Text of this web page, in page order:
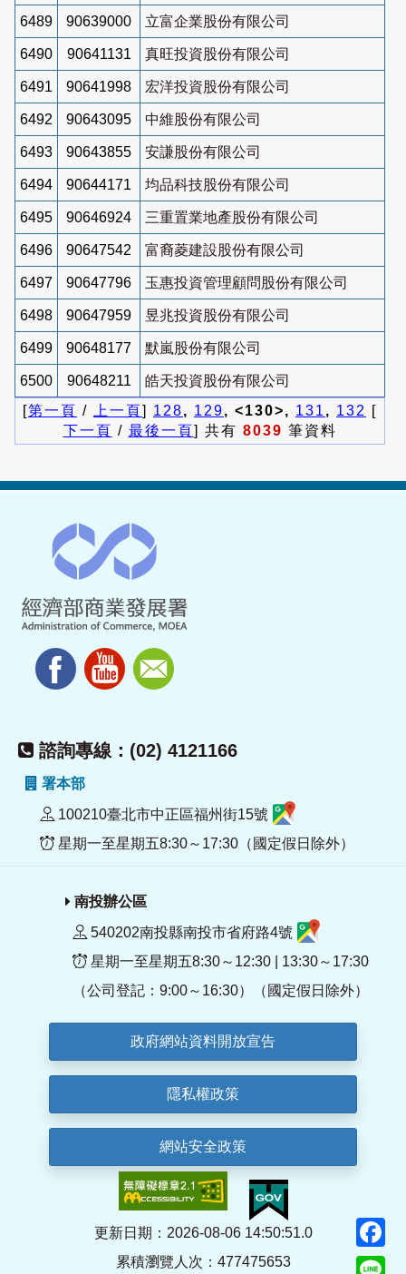
6489 90639000 立富企業股份有限公司
6490 90641131 真旺投資股份有限公司
6491 90641998 宏洋投資股份有限公司
6492 90643095 中維股份有限公司
6493 90643855 安謙股份有限公司
6494 90644171 均品科技股份有限公司
6495 90646924 三重置業地產股份有限公司
6496 90647542 富裔菱建設股份有限公司
6497 90647796 玉惠投資管理顧問股份有限公司
6498 90647959 昱兆投資股份有限公司
6499 90648177 默嵐股份有限公司
6500 90648211
皓天投資股份有限公司
[第一頁 / 上一頁] 128, 129, <130>, 131 , 132
[
下一頁 / 最後一頁] 共有 8039 筆資料
諮詢專線：(02) 4121166
署本部
100210臺北市中正區福州街15號
星期一至星期五8:30～17:30（國定假日除外）
南投辦公區
540202南投縣南投市省府路4號
星期一至星期五8:30～12:30 | 13:30～17:30
（公司登記：9:00～16:30）（國定假日除外）
政府網站資料開放宣告
隱私權政策
網站安全政策
更新日期：2026-08-06 14:50:51.0
累積瀏覽人次：477475653